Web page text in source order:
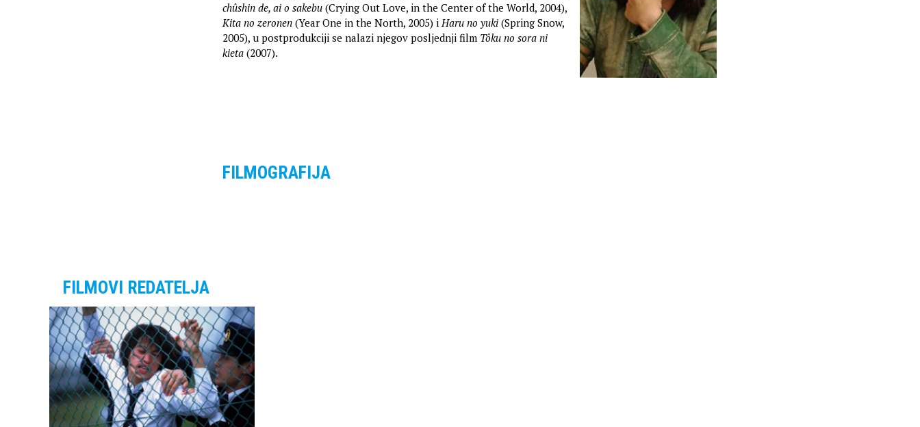
chûshin de, ai o sakebu (Crying Out Love, in the Center of the World, 2004),
Kita no zeronen (Year One in the North, 2005) iHaru no yuki (Spring Snow,
2005), u postprodukciji se nalazi njegov posljednji film Tôku no sora ni
kieta (2007).
FILMOGRAFIJA
FILMOVI REDATELJA